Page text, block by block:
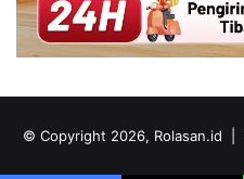
© Copyright 2026, Rolasan.id |